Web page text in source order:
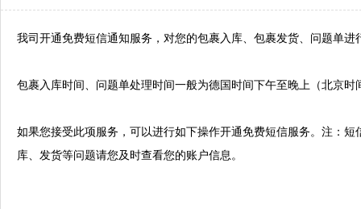
我司开通免费短信通知服务， 对您的包裹入库、包裹发货、问题单进
包裹入库时间、问题单处理时间一般为德国时间下午至晚上（北京时
如果您接受此项服务 ， 可以进行如下操作开通免费短信服务。 注：短
库、发货等问题请您及时查看您的账户信息。